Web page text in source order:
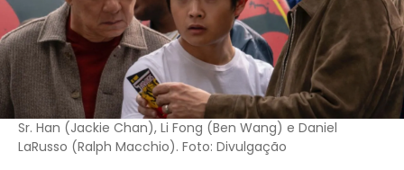
Sr. Han (Jackie Chan), Li Fong (Ben Wang) e Daniel
LaRusso (Ralph Macchio). Foto: Divulgação